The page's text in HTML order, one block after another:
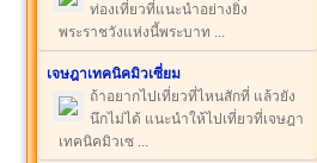
ท่องเที่ยวที่แนะนำอย่างยิ่ง
พระราชวังแห่งนี้พระบาท ...
เจษฎาเทคนิคมิวเซี่ยม
ถ้าอยากไปเที่ยวที่ไหนสักที่ แล้วยัง
นึกไม่ได้ แนะนำให้ไปเที่ยวที่เจษฎา
เทคนิคมิวเซ ...